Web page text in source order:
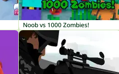
Noob vs 1000 Zombies!